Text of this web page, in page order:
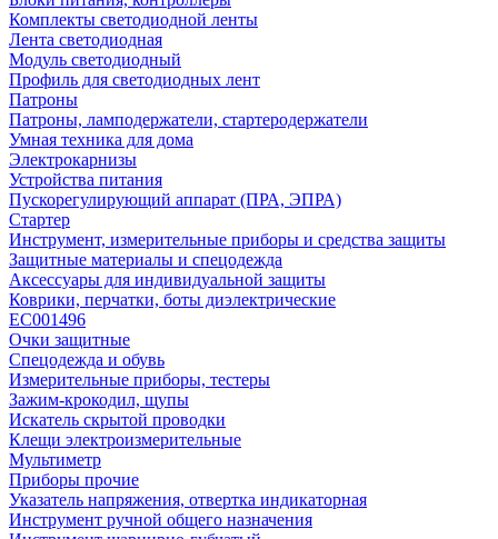
Комплекты светодиодной ленты
Лента светодиодная
Модуль светодиодный
Профиль для светодиодных лент
Патроны
Патроны, ламподержатели, стартеродержатели
Умная техника для дома
Электрокарнизы
Устройства питания
Пускорегулирующий аппарат (ПРА, ЭПРА)
Стартер
Инструмент, измерительные приборы и средства защиты
Защитные материалы и спецодежда
Аксессуары для индивидуальной защиты
Коврики, перчатки, боты диэлектрические
EC001496
Очки защитные
Спецодежда и обувь
Измерительные приборы, тестеры
Зажим-крокодил, щупы
Искатель скрытой проводки
Клещи электроизмерительные
Мультиметр
Приборы прочие
Указатель напряжения, отвертка индикаторная
Инструмент ручной общего назначения